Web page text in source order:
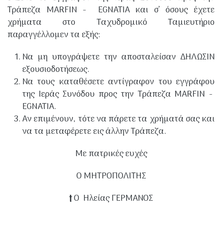
- Βαρθολομιού
Ολυμπίας
Τράπεζα MARFIN - EGNATIA και σ’ όσους έχετε
χρήματα στο Ταχυδρομικό Ταμιευτήριο
παραγγέλλομεν τα εξής:
Να μη υπογράψετε την αποσταλείσαν ΔΗΛΩΣΙΝ
εξουσιοδοτήσεως.
Να τους καταθέσετε αντίγραφον του εγγράφου
της Ιεράς Συνόδου προς την Τράπεζα MARFIN -
EGNATIA.
Αν επιμένουν, τότε να πάρετε τα χρήματά σας και
να τα μεταφέρετε εις άλλην Τράπεζα.
Με πατρικές ευχές
Ο ΜΗΤΡΟΠΟΛΙΤΗΣ
†Ο Ηλείας ΓΕΡΜΑΝΟΣ